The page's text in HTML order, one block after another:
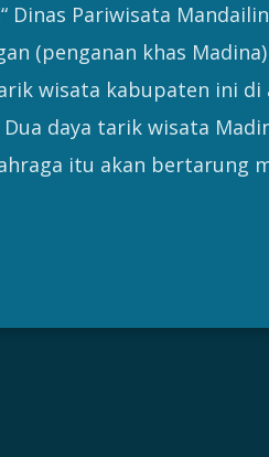
Dinas Pariwisata
(penganan khas
wisata kabupaten ini di
Dua daya tarik wisata
itu akan bertarung